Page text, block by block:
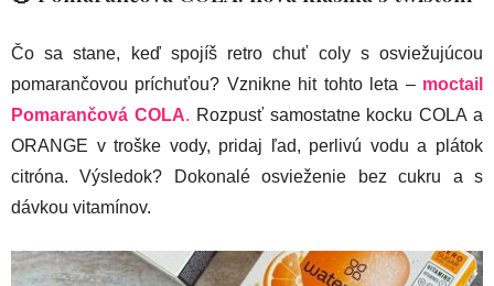
Čo sa stane, keď spojíš retro chuť coly s osviežujúcou
pomarančovou príchuťou? Vznikne hit tohto leta – moctail
Pomarančová COLA. Rozpusť samostatne kocku COLA a
ORANGE v troške vody, pridaj ľad, perlivú vodu a plátok
citróna. Výsledok? Dokonalé osvieženie bez cukru a s
dávkou vitamínov.